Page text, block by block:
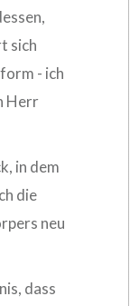
sich
- ich
Herr
in dem
die
neu
dass